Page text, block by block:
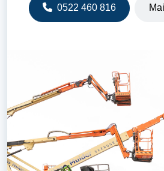
0522 460 816